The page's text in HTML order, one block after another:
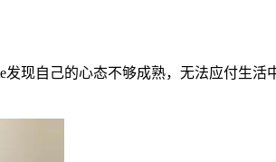
发现自己的心态不够成熟，无法应付生